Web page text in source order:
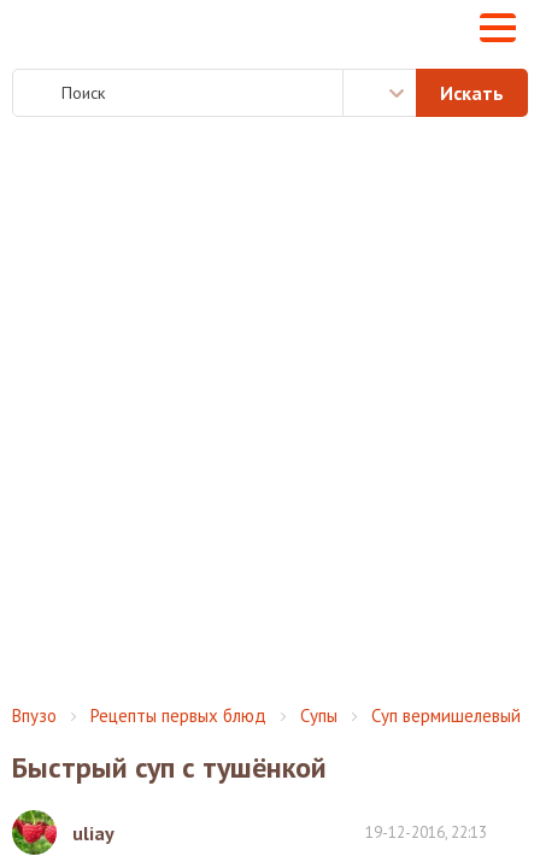
Впузо Рецепты первых блюд Супы Суп вермишелевый
Быстрый суп с тушёнкой
uliay 19-12-2016, 22:13